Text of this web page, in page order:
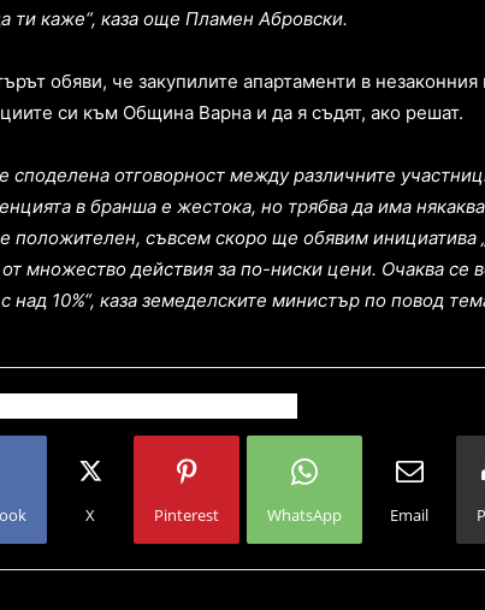
ти каже“, каза още Пламен Абровски.
обяви, че закупилите апартаменти в
си към Община Варна и да я съдят, ако решат.
споделена отговорност между различните
в бранша е жестока, но трябва да има
положителен, съвсем скоро ще обявим инициатива
множество действия за по-ниски цени. Очаква се
над 10%“, каза земеделските министър по повод
X Pinterest WhatsApp Email